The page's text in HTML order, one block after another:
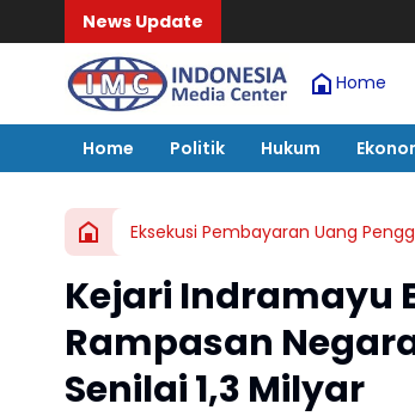
News Update
Home
Home Politik Hukum
Eksekusi Pembayaran Uang
Kejari Indramayu
Rampasan
Senilai 1,3 Milyar